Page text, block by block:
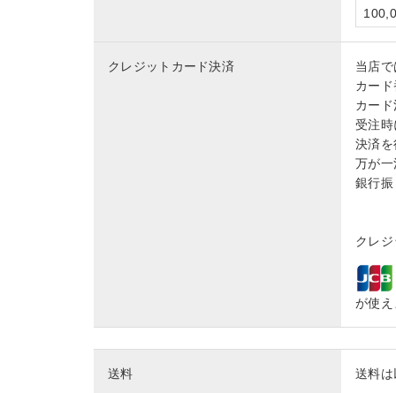
クレジットカード決済
当店
カー
カー
受注
決済
万が
銀行
クレ
が使
送料 送料